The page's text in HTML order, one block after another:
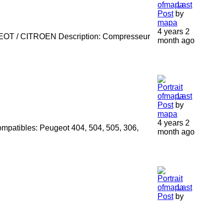
/ CITROEN Description: Compresseur
Last
Postby
mapa
4 years 2
month ago
Peugeot 404, 504, 505, 306,
Last
Postby
mapa
4 years 2
month ago
Last
Postby